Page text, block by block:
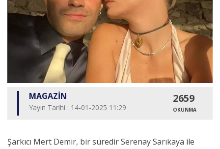
MAGAZİN
Yayın Tarihi : 14-01-2025 11:29
2659
OKUNMA
Şarkıcı Mert Demir, bir süredir Serenay Sarıkaya ile